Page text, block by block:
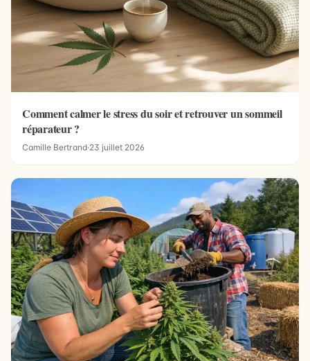
Comment calmer le stress du soir et retrouver un sommeil
réparateur ?
Camille Bertrand·23 juillet 2026